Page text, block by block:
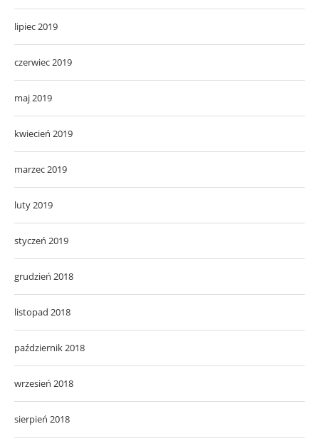
lipiec 2019
czerwiec 2019
maj 2019
kwiecień 2019
marzec 2019
luty 2019
styczeń 2019
grudzień 2018
listopad 2018
październik 2018
wrzesień 2018
sierpień 2018